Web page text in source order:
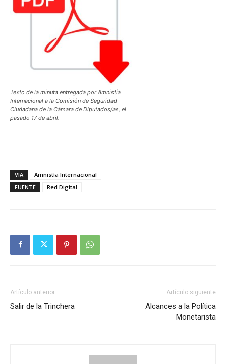
Texto de la minuta entregada por Amnistía
Internacional a la Comisión de Seguridad
Ciudadana de la Cámara de Diputados/as, el
pasado 17 de abril.
VIA
Amnistía Internacional
FUENTE
Red Digital
Artículo anterior
Salir de la Trinchera
Artículo siguiente
Alcances a la Política
Monetarista